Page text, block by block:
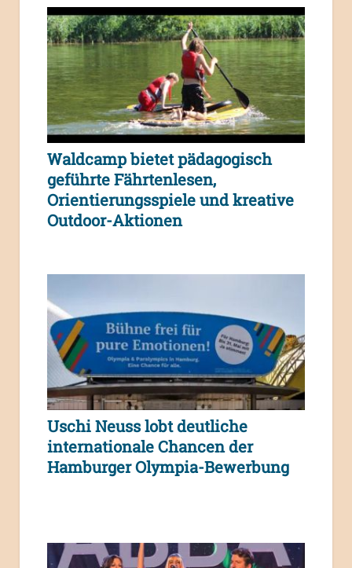
Waldcamp bietet pädagogisch
geführte Fährtenlesen,
Orientierungsspiele und kreative
Outdoor-Aktionen
Uschi Neuss lobt deutliche
internationale Chancen der
Hamburger Olympia-Bewerbung